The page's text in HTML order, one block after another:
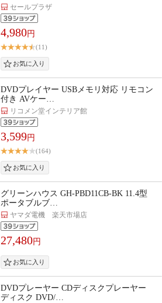
セールプラザ
4,980円
(11)
DVDプレイヤー USBメモリ対応 リモコン
付き AVケー…
リコメン堂インテリア館
3,599円
(164)
グリーンハウス GH-PBD11CB-BK 11.4型
ポータブルブ…
ヤマダ電機 楽天市場店
27,480円
DVDプレーヤー CDディスクプレーヤー
ディスク DVD/…